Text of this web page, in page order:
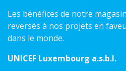
Les bénéfices de notre
reversés à nos projets en
dans le monde.
UNICEF Luxembourg a.s.b.l.